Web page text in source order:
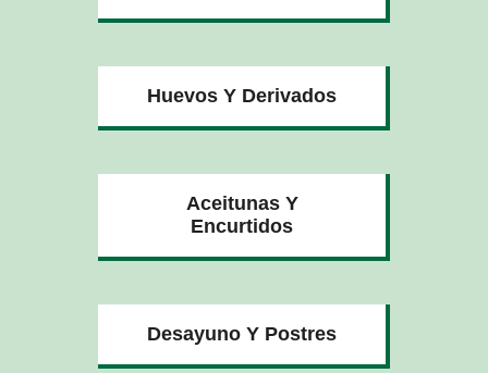
Huevos Y Derivados
Aceitunas Y
Encurtidos
Desayuno Y Postres